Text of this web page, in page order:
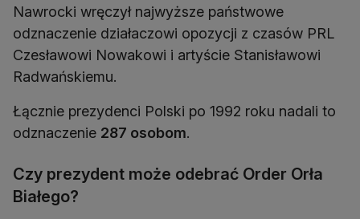
Nawrocki wręczył najwyższe państwowe
odznaczenie działaczowi opozycji z czasów PRL
Czesławowi Nowakowi i artyście Stanisławowi
Radwańskiemu.
Łącznie prezydenci Polski po 1992 roku nadali to
odznaczenie 287 osobom.
Czy prezydent może odebrać Order Orła
Białego?